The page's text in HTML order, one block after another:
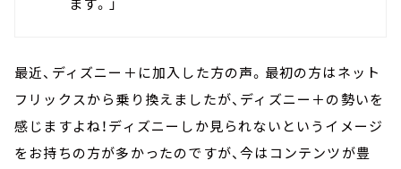
最近、ディズニー＋に加入した方の声。最初の方はネット
フリックスから乗り換えましたが、ディズニー＋の勢いを
感じますよね！ディズニーしか見られないというイメージ
をお持ちの方が多かったのですが、今はコンテンツが豊